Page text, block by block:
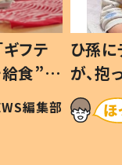
フテ
食”を
和の親
編集部
ひ孫
が、
「涙が
い」